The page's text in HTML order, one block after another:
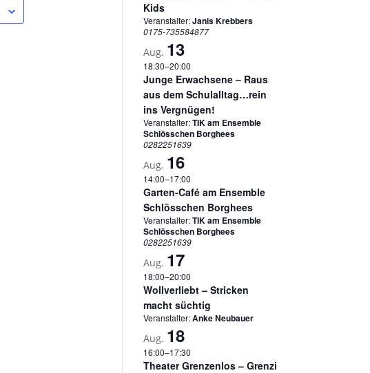
Kids
Veranstalter:Janis Krebbers
0175-735584877
Aug. 13
18:30–20:00
Junge Erwachsene – Raus
aus dem Schulalltag…rein
ins Vergnügen!
Veranstalter:TIK am Ensemble
Schlösschen Borghees
0282251639
Aug. 16
14:00–17:00
Garten-Café am Ensemble
Schlösschen Borghees
Veranstalter:TIK am Ensemble
Schlösschen Borghees
0282251639
Aug. 17
18:00–20:00
Wollverliebt – Stricken
macht süchtig
Veranstalter:Anke Neubauer
Aug. 18
16:00–17:30
Theater Grenzenlos – Grenzi